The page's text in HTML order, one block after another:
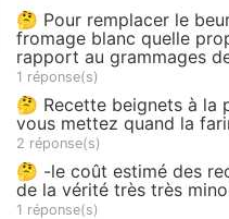
🤔 Pour remplacer le
fromage blanc quelle
rapport au grammages
1 réponse(s)
🤔 Recette beignets à la
vous mettez quand la
2 réponse(s)
🤔 -le coût estimé des
de la vérité très très
1 réponse(s)